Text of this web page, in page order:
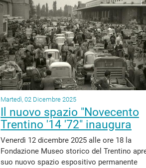
Martedì, 02 Dicembre 2025
Il nuovo spazio "Novecento
Trentino '14 '72" inaugura
Venerdì 12 dicembre 2025 alle ore 18 la
Fondazione Museo storico del Trentino
suo nuovo spazio espositivo permanente